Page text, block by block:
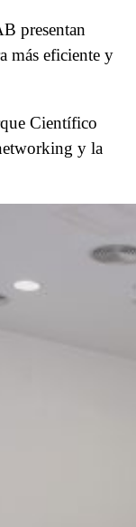
presentan
más eficiente y
Científico
y la